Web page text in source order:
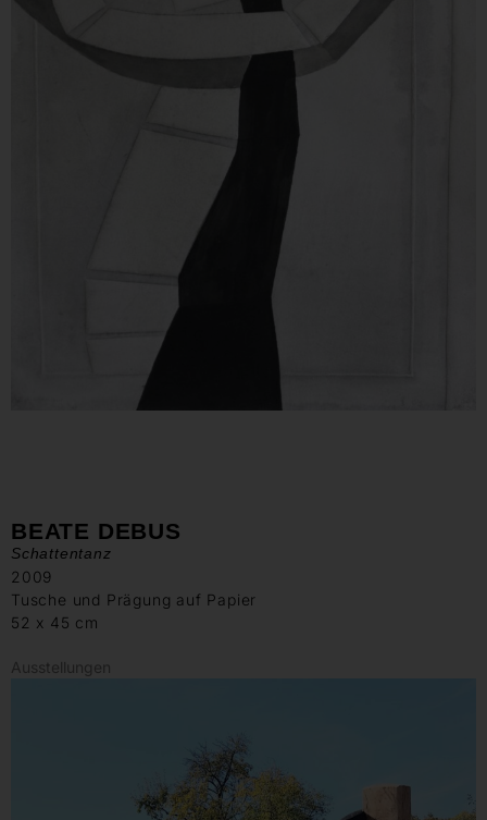
BEATE DEBUS
Schattentanz
2009
Tusche und Prägung auf Papier
52 x 45 cm
Ausstellungen